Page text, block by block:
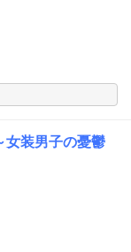
女装男子の憂鬱